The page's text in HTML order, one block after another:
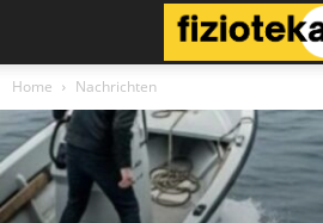
Home Nachrichten